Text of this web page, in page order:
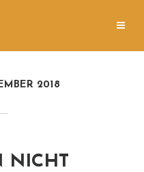
2018
NICHT